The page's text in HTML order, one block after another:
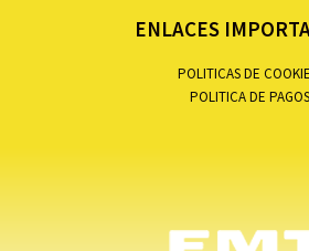
ENLACES
POLITICAS DE
POLITICA DE PAGOS